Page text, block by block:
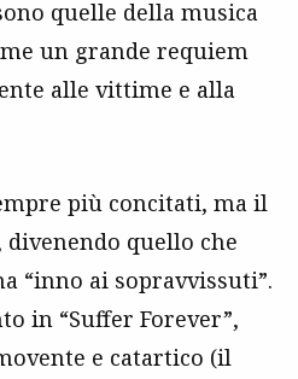
quelle della musica
un grande requiem
alle vittime e alla
più concitati, ma il
quello che
“inno ai sopravvissuti”.
in “Suffer Forever”,
e catartico (il